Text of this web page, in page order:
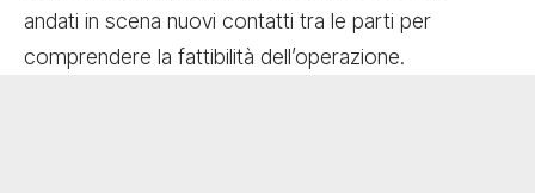
andati in scena nuovi contatti tra le parti per
comprendere la fattibilità dell’operazione.